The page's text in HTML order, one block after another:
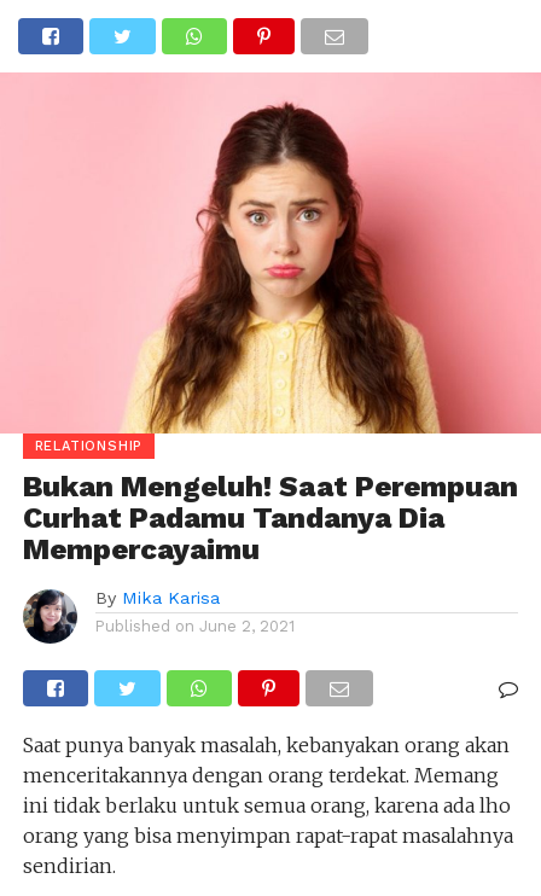
RELATIONSHIP
Bukan Mengeluh! Saat Perempuan
Curhat Padamu Tandanya Dia
Mempercayaimu
By Mika Karisa
Published on June 2, 2021
Saat punya banyak masalah, kebanyakan orang akan
menceritakannya dengan orang terdekat. Memang
ini tidak berlaku untuk semua orang, karena ada lho
orang yang bisa menyimpan rapat-rapat masalahnya
sendirian.